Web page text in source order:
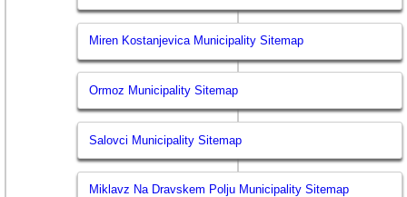
Miren Kostanjevica Municipality Sitemap
Ormoz Municipality Sitemap
Salovci Municipality Sitemap
Miklavz Na Dravskem Polju Municipality Sitemap